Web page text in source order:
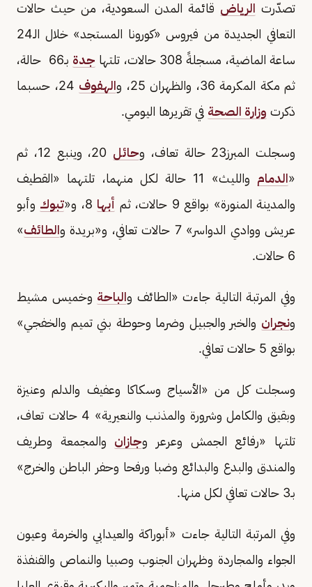
تصدّرت الرياض قائمة المدن السعودية، من حيث حالات
التعافي الجديدة من فيروس «كورونا المستجد» خلال الـ24
ساعة الماضية، مسجلةً 308 حالات، تلتها
جدة
بـ66 حالة،
ثم مكة المكرمة 36، والظهران 25، و
الهفوف
24، حسبما
ذكرت وزارة الصحة في تقريرها اليومي.
وسجلت المبرز23 حالة تعاف، و حائل
20، وينبع 12، ثم
«الدمام
والليث» 11 حالة لكل منهما، تلتهما «القطيف
والمدينة المنورة» بواقع 9 حالات، ثم
أبها تبوك وأبو
عريش ووادي الدواسر» 7 حالات تعافي، و«بريدة و
الطائف»
6 حالات.
وفي المرتبة التالية جاءت «الطائف والباحة وخميس مشيط
ونجران والخبر والجبيل وضرما وحوطة بني تميم والخفجي»
بواقع 5 حالات تعافي.
وسجلت كل من «الأسياج وسكاكا وعفيف والدلم وعنيزة
وبقيق والكامل وشرورة والمذنب والنعيرية» 4 حالات تعاف،
تلتها «رفائع الجمش وعرعر وجازان والمجمعة وطريف
والمندق والبدع والبدائع وضبا ورفحا وحفر الباطن والخرج»
بـ3 حالات تعافي لكل منها.
وفي المرتبة التالية جاءت «أبوراكة والعيدابي والخرمة وعيون
الجواء والمجاردة وظهران الجنوب وصبيا والنماص والقنفذة